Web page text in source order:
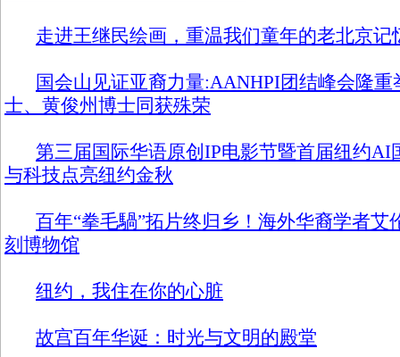
走进王继民绘画，重温我们童年的老北京记
国会山见证亚裔力量:AANHPI团结峰会隆重
士、黄俊州博士同获殊荣
第三届国际华语原创IP电影节暨首届纽约AI
与科技点亮纽约金秋
百年“拳毛騧”拓片终归乡！海外华裔学者
刻博物馆
纽约，我住在你的心脏
故宫百年华诞：时光与文明的殿堂